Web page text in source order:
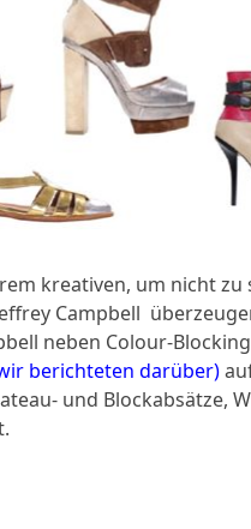
kreativen, um nicht zu
Campbell
neben Colour-
berichteten darüber)
und Blockabsätze,